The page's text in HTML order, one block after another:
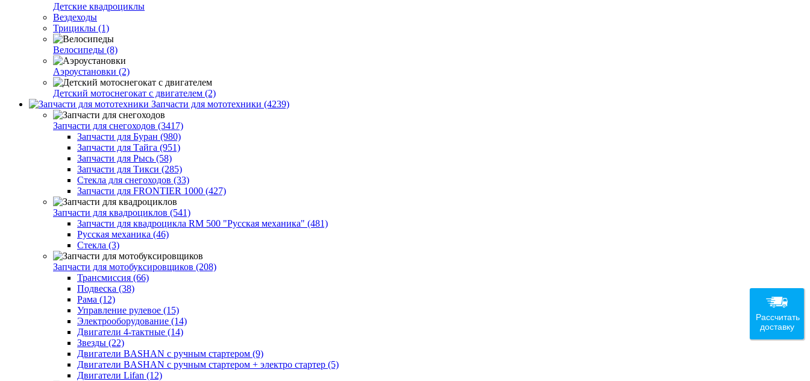
Детские квадроциклы
Вездеходы
Трициклы (1)
Велосипеды (8)
Аэроустановки (2)
Детский мотоснегокат с двигателем (2)
Запчасти для мототехники (4239)
Запчасти для снегоходов (3417)
Запчасти для Буран (980)
Запчасти для Тайга (951)
Запчасти для Рысь (58)
Запчасти для Тикси (285)
Стекла для снегоходов (33)
Запчасти для FRONTIER 1000 (427)
Запчасти для квадроциклов (541)
Запчасти для квадроцикла RM 500 "Русская механика" (481)
Русская механика (46)
Стекла (3)
Запчасти для мотобуксировщиков (208)
Трансмиссия (66)
Подвеска (38)
Рама (12)
Управление рулевое (15)
Электрооборудование (14)
Двигатели 4-тактные (14)
Звезды (22)
Двигатели BASHAN с ручным стартером (9)
Двигатели BASHAN с ручным стартером + электро стартер (5)
Двигатели Lifan (12)
Рассчитать
доставку